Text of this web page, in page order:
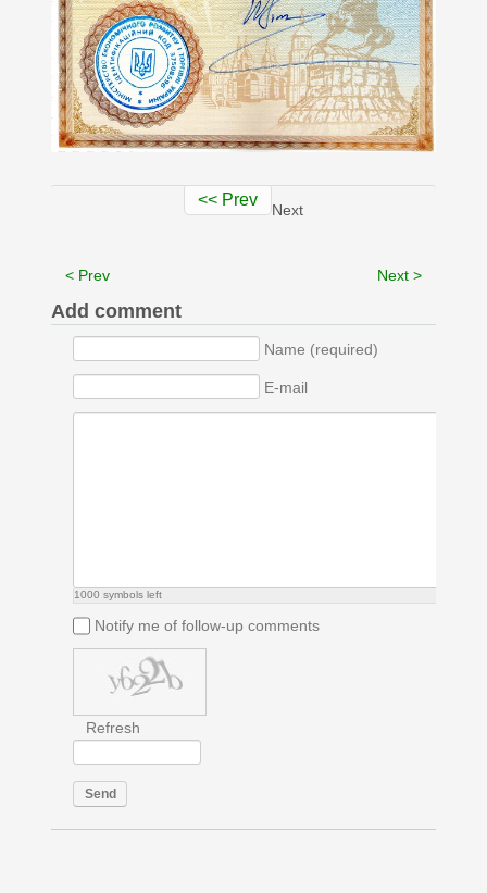
<< Prev
Next
< Prev Next >
Add comment
Name (required)
E-mail
1000 symbols left
Notify me of follow-up comments
Refresh
Send